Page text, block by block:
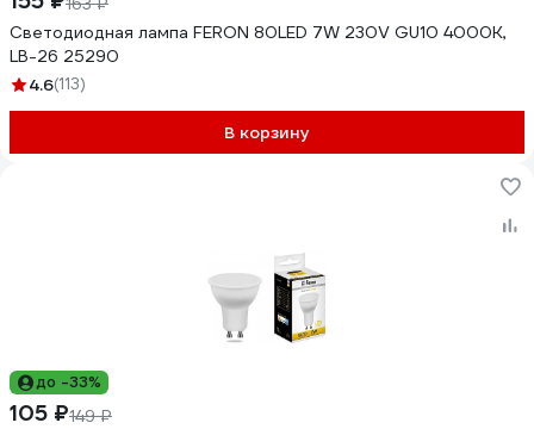
Светодиодная лампа FERON 80LED 7W 230V GU10 4000K,
LB-26 25290
4.6(113)
В корзину
до -33%
105 ₽149 ₽